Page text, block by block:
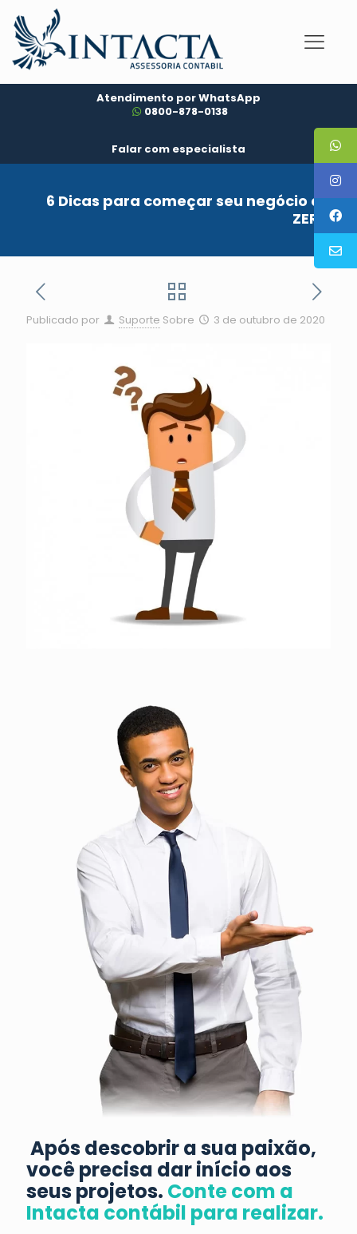
Atendimento por WhatsApp
0800-878-0138
Falar com especialista
6 Dicas para começar seu negócio do
ZERO
Publicado por Suporte Sobre 3 de outubro de 2020
Após descobrir a sua paixão,
você precisa dar início aos
seus projetos. Conte com a
Intacta contábil para realizar.